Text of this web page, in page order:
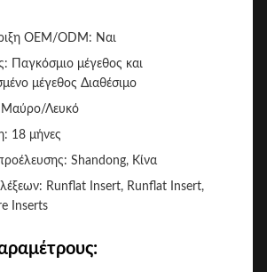
OEM/ODM: Ναι
Παγκόσμιο μέγεθος και
μέγεθος Διαθέσιμο
Λευκό
18 μήνες
Shandong, Κίνα
λέξεων: Runflat Insert, Runflat Insert,
Inserts